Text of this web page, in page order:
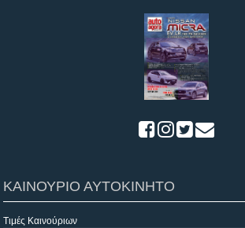
ΚΑΙΝΟΥΡΙΟ ΑΥΤΟΚΙΝΗΤΟ
Τιμές Καινούριων